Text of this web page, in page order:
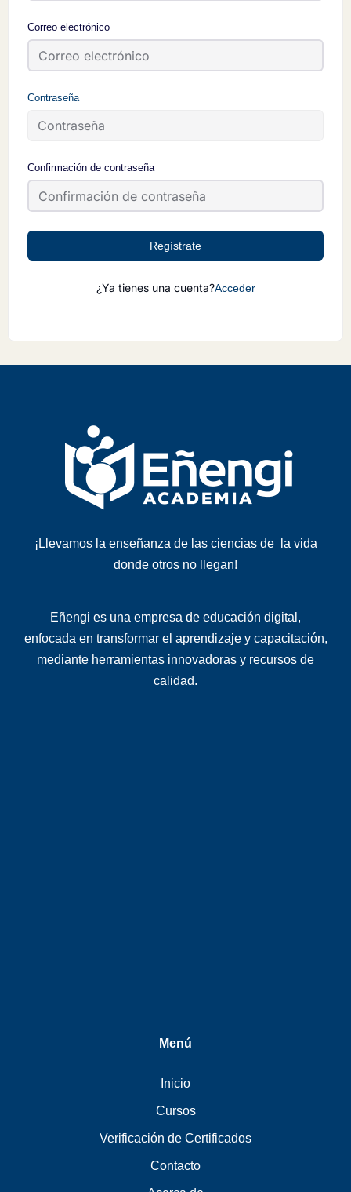
Correo electrónico
Contraseña
Confirmación de contraseña
Regístrate
¿Ya tienes una cuenta?Acceder
¡Llevamos la enseñanza de las ciencias de la vida
donde otros no llegan!
Eñengi es una empresa de educación digital ,
enfocada en transformar el aprendizaje y capacitación,
mediante herramientas innovadoras y recursos de
calidad.
Menú
Inicio
Cursos
Verificación de Certificados
Contacto